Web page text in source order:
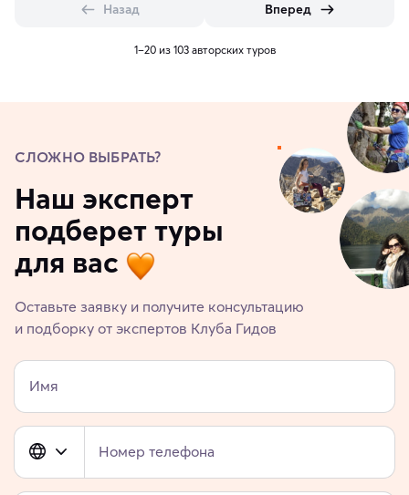
Назад Вперед
1–20 из 103 авторских туров
СЛОЖНО ВЫБРАТЬ?
Наш эксперт
подберет туры
для вас
Оставьте заявку и получите консультацию
и подборку от экспертов Клуба Гидов
Имя
Номер телефона